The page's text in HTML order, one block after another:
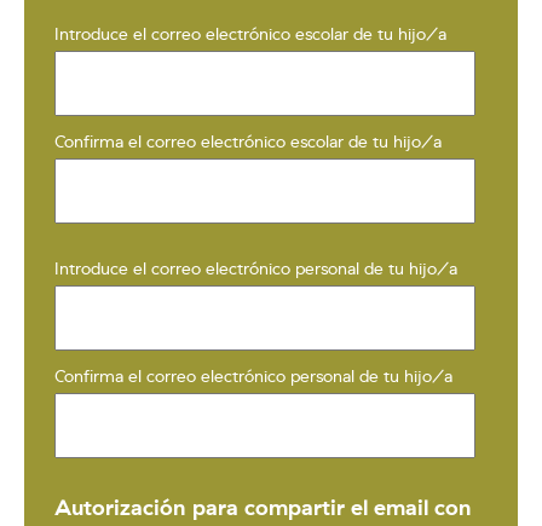
Introduce el correo electrónico escolar de tu hijo/a
Confirma el correo electrónico escolar de tu hijo/a
Introduce el correo electrónico personal de tu hijo/a
Confirma el correo electrónico personal de tu hijo/a
Autorización para compartir el email con